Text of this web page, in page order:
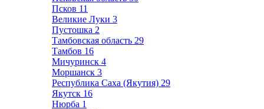
Псков 11
Великие Луки 3
Пустошка 2
Тамбовская область 29
Тамбов 16
Мичуринск 4
Моршанск 3
Республика Саха (Якутия) 29
Якутск 16
Нюрба 1